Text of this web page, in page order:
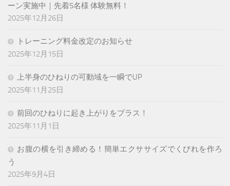
ーン実施中｜先着5名様 体験無料！
2025年12月26日
トレーニング料金改定のお知らせ
2025年12月15日
上半身のひねりの可動域を一瞬でUP
2025年11月25日
前回のひねりに起き上がりをプラス！
2025年11月1日
お腹の横を引き締める！簡単エクササイズでくびれを作ろ
う
2025年9月4日